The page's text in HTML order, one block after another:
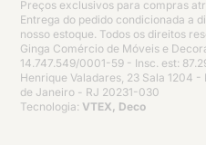
Preços exclusivos para compras
Entrega do pedido condicionada a
nosso estoque. Todos os direitos
Ginga Comércio de Móveis e
14.747.549/0001-59 - Insc. est:
Henrique Valadares, 23 Sala 1204
de Janeiro - RJ 20231-030
Tecnologia: VTEX, Deco